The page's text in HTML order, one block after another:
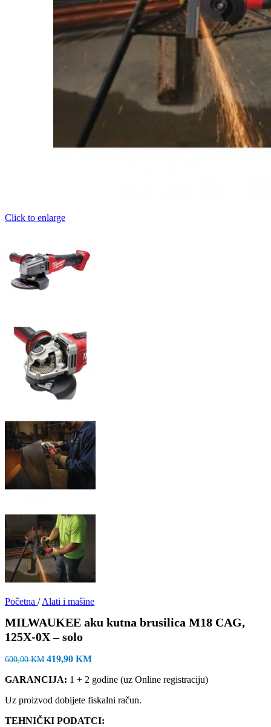
Click to enlarge
Početna / Alati i mašine
MILWAUKEE aku kutna brusilica M18 CAG,
125X-0X – solo
600,00KM Izvorna
bila
600,00 KM.
419,90 KMTrenutna
je:
GARANCIJA: 1 + 2 godine (uz Online registraciju)
Uz proizvod dobijete fiskalni račun.
TEHNIČKI PODATCI: